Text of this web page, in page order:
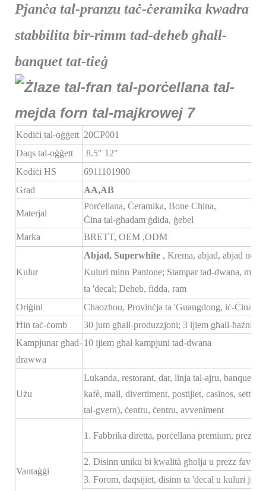
Pjanċa tal-pranzu taċ-ċeramika kwadra
stabbilita bir-rimm tad-deheb għall-
banquet tat-tieġ
Kodiċi tal-oġġett 20CP001
Daqs tal-oġġett
8.5" 12"
Kodiċi HS
6911101900
Grad
AA,AB
Materjal
Porċellana, Ċeramika, Bone China,
Ċina tal-għadam ġdida, ġebel
Marka
BRETT, OEM ,ODM
Kulur
Abjad, Superwhite , Krema, abjad, abjad
Kuluri minn Pantone; Stampar tad-dwana,
ta 'decal; Deheb, fidda, ram
Oriġini
Chaozhou, Provinċja ta 'Guangdong, iċ-Ċina
Ħin taċ-ċomb
30 jum għall-produzzjoni; 3 ijiem għall-ħażniet
Kampjunar għad-
drawwa
10 ijiem għal kampjuni tad-dwana
Użu
Lukanda, restorant, dar, linja tal-ajru, banquet,
kafè, mall, divertiment, postijiet, casinos, settur
tal-gvern), ċentru, ċentru, avveniment
Vantaġġi
1. Fabbrika diretta, porċellana premium, prezz
2. Disinn uniku bi kwalità għolja u prezz
3. Forom, daqsijiet, disinn ta 'decal u kuluri